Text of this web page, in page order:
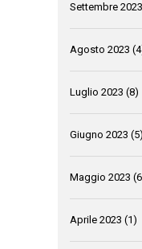
Settembre 2023
Agosto 2023
Luglio 2023 (8)
Giugno 2023 (5)
Maggio 2023
Aprile 2023 (1)